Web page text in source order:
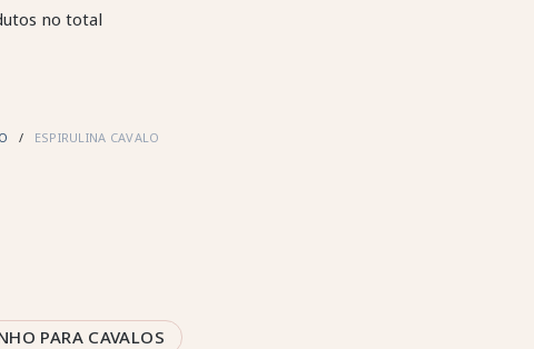
no total
ESPIRULINA CAVALO
PARA CAVALOS